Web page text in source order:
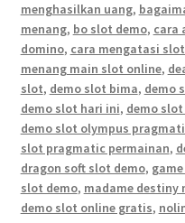
menghasilkan uang,
menang, bo slot demo, cara
domino, cara mengatasi
menang main slot online,
slot, demo slot bima, demo
demo slot hari ini, demo
demo slot olympus
slot pragmatic permainan,
dragon soft slot demo,
slot demo, madame destiny
demo slot online gratis,